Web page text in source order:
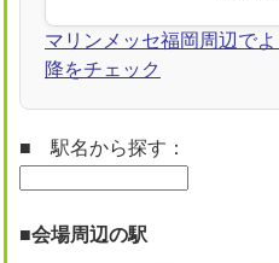
マリンメッセ福岡周辺で
降をチェック
■ 駅名から探す：
■会場周辺の駅